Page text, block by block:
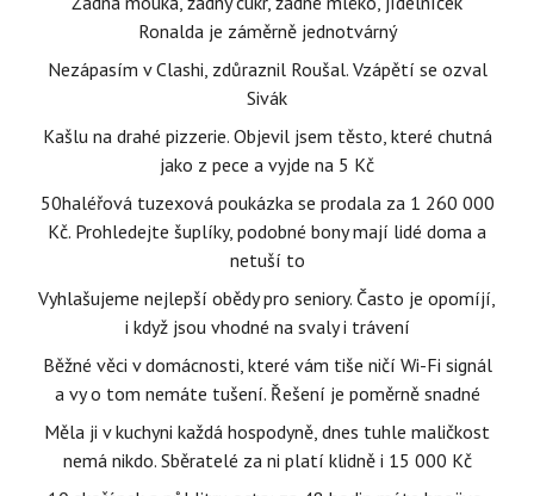
Ronalda je záměrně jednotvárný
Nezápasím v Clashi, zdůraznil Roušal. Vzápětí se ozval
Sivák
Kašlu na drahé pizzerie. Objevil jsem těsto, které chutná
jako z pece a vyjde na 5 Kč
50haléřová tuzexová poukázka se prodala za 1 260 000
Kč. Prohledejte šuplíky, podobné bony mají lidé doma a
netuší to
Vyhlašujeme nejlepší obědy pro seniory. Často je opomíjí,
i když jsou vhodné na svaly i trávení
Běžné věci v domácnosti, které vám tiše ničí Wi-Fi signál
a vy o tom nemáte tušení. Řešení je poměrně snadné
Měla ji v kuchyni každá hospodyně, dnes tuhle maličkost
nemá nikdo. Sběratelé za ni platí klidně i 15 000 Kč